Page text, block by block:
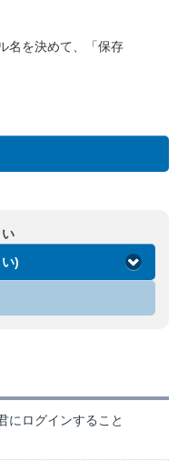
名を決めて、「保存
)
にログインすること